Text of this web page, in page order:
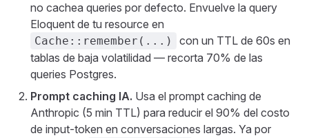
no cachea queries por defecto. Envuelve la query
Eloquent de tu resource en
Cache::remember(...)
con un TTL de 60s en
tablas de baja volatilidad — recorta 70% de las
queries Postgres.
Prompt caching IA. Usa el prompt caching de
Anthropic (5 min TTL) para reducir el 90% del costo
de input-token en conversaciones largas. Ya por